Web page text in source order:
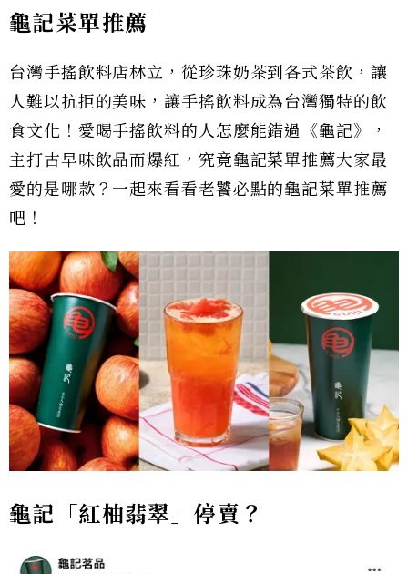
龜記菜單推薦
台灣手搖飲料店林立，從珍珠奶茶到各式茶飲，讓
人難以抗拒的美味，讓手搖飲料成為台灣獨特的飲
食文化！愛喝手搖飲料的人怎麼能錯過《龜記》，
主打古早味飲品而爆紅，究竟龜記菜單推薦大家最
愛的是哪款？一起來看看老饕必點的龜記菜單推薦
吧！
龜記「紅柚翡翠」停賣？